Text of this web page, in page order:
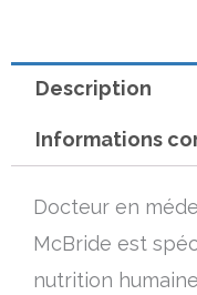
Choisir
Description
Informations
Docteur en
McBride est
nutrition